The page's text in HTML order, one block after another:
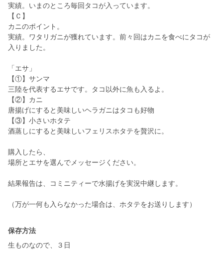
実績。いまのところ毎回タコが入っています。
【Ｃ】
カニのポイント。
実績。ワタリガニが獲れています。前々回はカニを食べにタコが
入りました。
「エサ」
【①】サンマ
三陸を代表するエサです。タコ以外に魚も入るよ。
【②】カニ
唐揚げにすると美味しいヘラガニはタコも好物
【③】小さいホタテ
酒蒸しにすると美味しいフェリスホタテを贅沢に。
購入したら、
場所とエサを選んでメッセージください。
結果報告は、コミニティーで水揚げを実況中継します。
（万が一何も入らなかった場合は、ホタテをお送りします）
保存方法
生ものなので、３日